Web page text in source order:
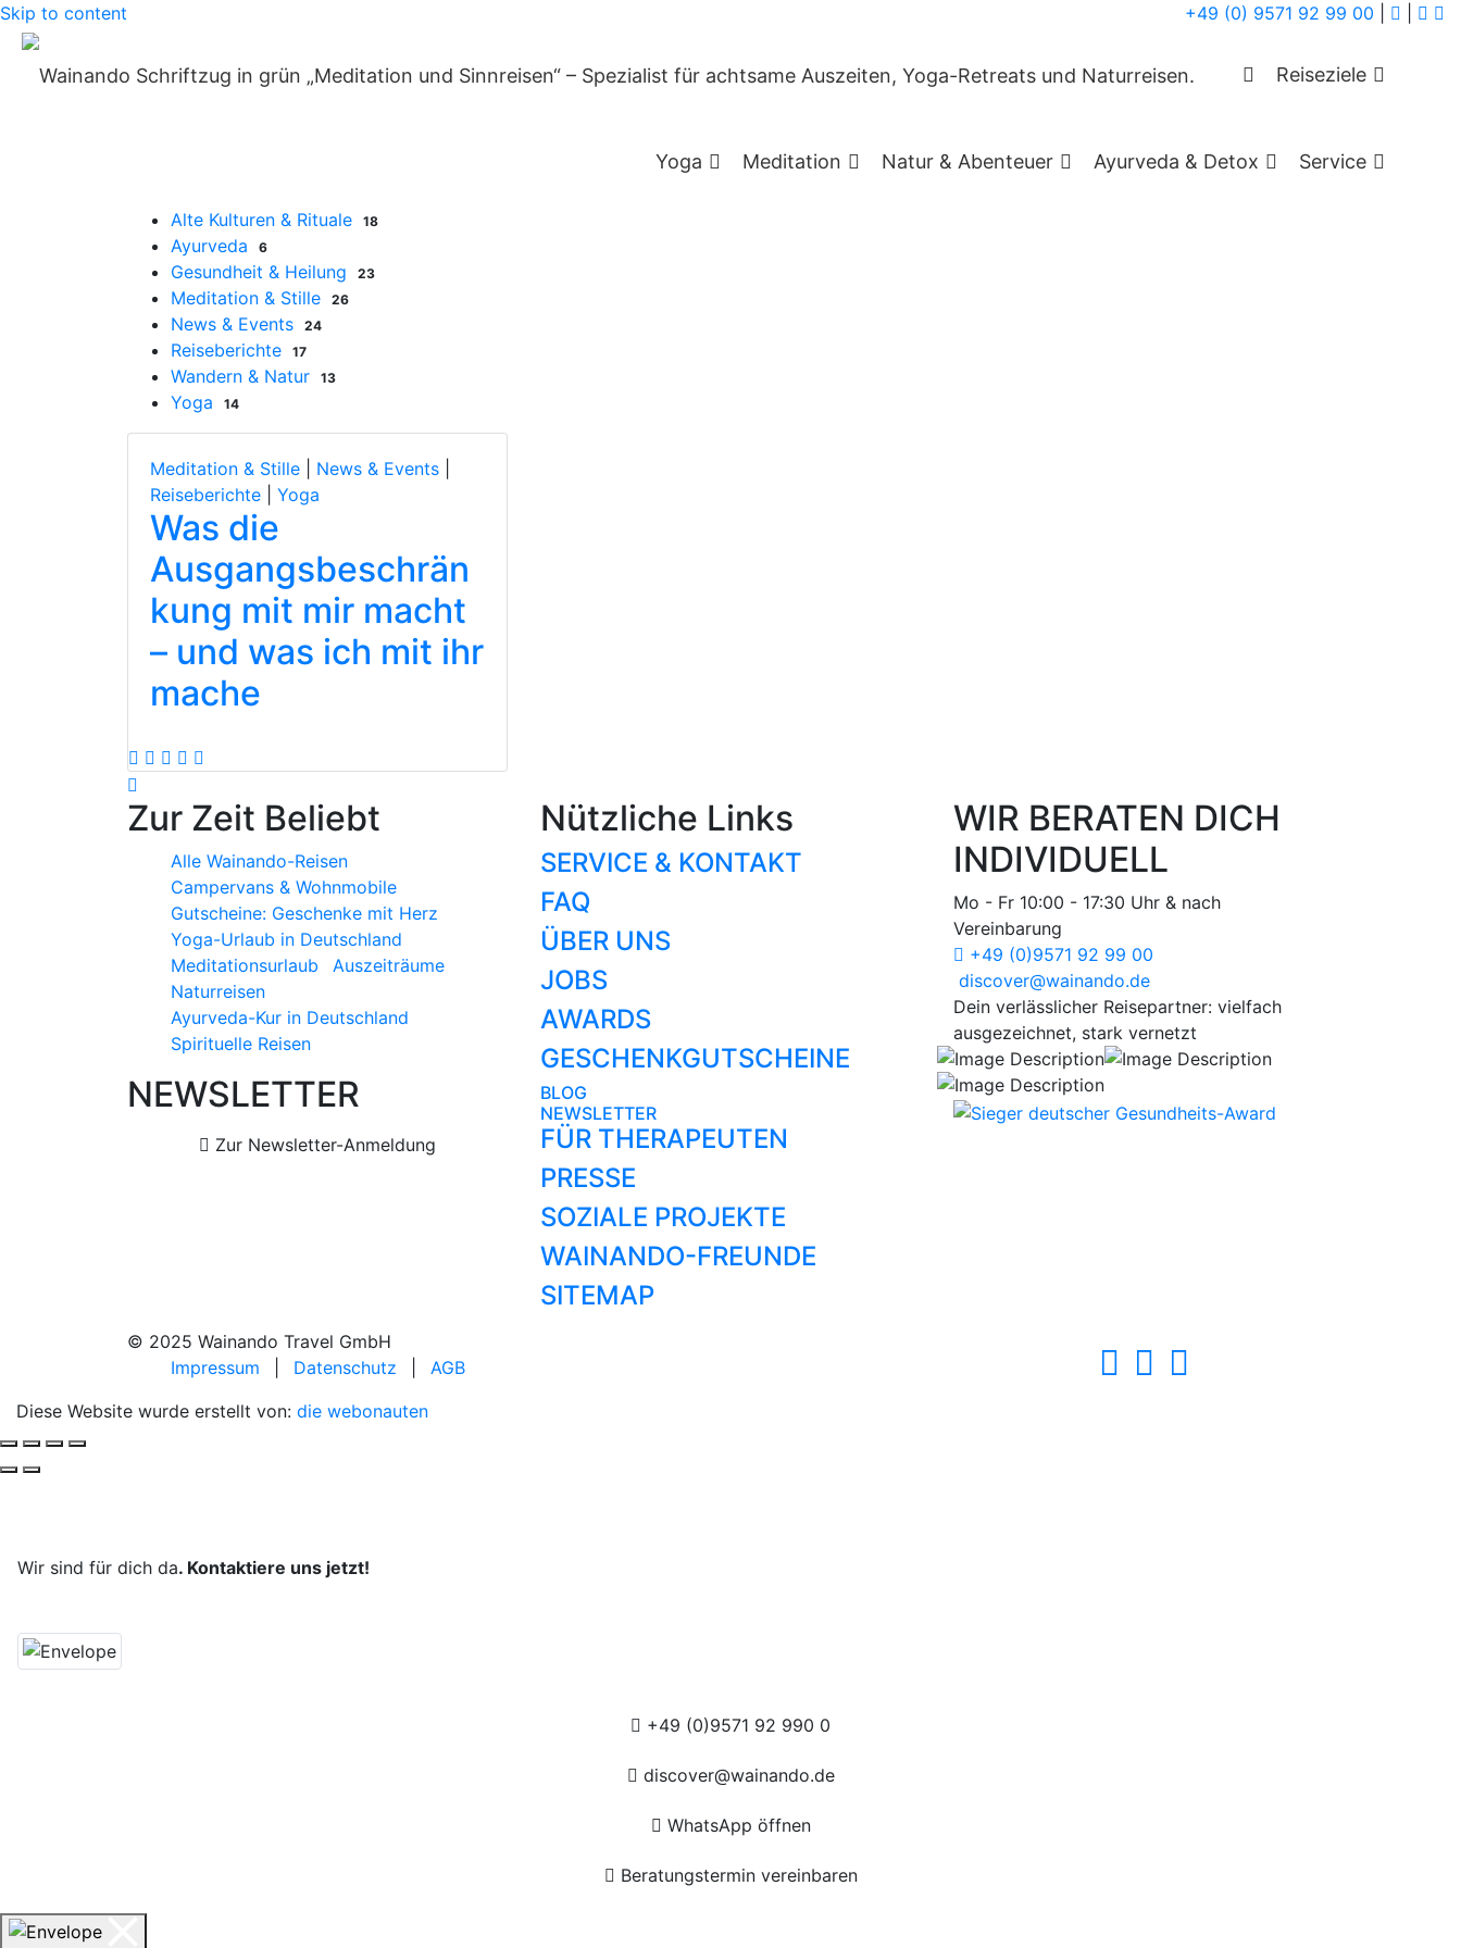
Skip to content +49 (0) 9571 92 99 00
Reiseziele
Yoga Meditation Natur & Abenteuer Ayurveda & Detox Service
Autor:Michaela Müller
Alte Kulturen & Rituale 18
Ayurveda 6
Gesundheit & Heilung 23
Meditation & Stille 26
News & Events 24
Reiseberichte 17
Wandern & Natur 13
Yoga 14
Meditation & Stille News & Events
Reiseberichte
Yoga
Was die
Ausgangsbeschrän
kung mit mir macht
– und was ich mit ihr
mache
Zur Zeit Beliebt
Alle Wainando-Reisen
Campervans & Wohnmobile
Gutscheine: Geschenke mit Herz
Yoga-Urlaub in Deutschland
Meditationsurlaub
Auszeiträume
Naturreisen
Ayurveda-Kur in Deutschland
Spirituelle Reisen
NEWSLETTER
Zur Newsletter-Anmeldung
Nützliche Links
SERVICE & KONTAKT
FAQ
ÜBER UNS
JOBS
AWARDS
GESCHENKGUTSCHEINE
BLOG
NEWSLETTER
FÜR THERAPEUTEN
PRESSE
SOZIALE PROJEKTE
WAINANDO-FREUNDE
SITEMAP
WIR BERATEN DICH
INDIVIDUELL
Mo - Fr 10:00 - 17:30 Uhr & nach
Vereinbarung
+49 (0)9571 92 99 00
discover@wainando.de
Dein verlässlicher Reisepartner: vielfach
ausgezeichnet, stark vernetzt
© 2025 Wainando Travel GmbH
Impressum
Datenschutz
AGB
Diese Website wurde erstellt von: die webonauten
Wir sind für dich da. Kontaktiere uns jetzt!
+49 (0)9571 92 990 0
discover@wainando.de
WhatsApp öffnen
Beratungstermin vereinbaren